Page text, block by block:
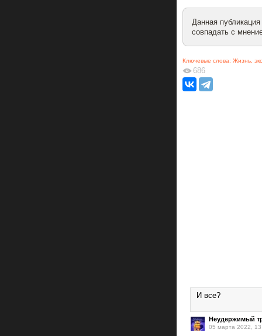
Данная
совпадать с
Ключевые слова: Жизнь,
686
И все?
Неудержимый
05 марта 2022,